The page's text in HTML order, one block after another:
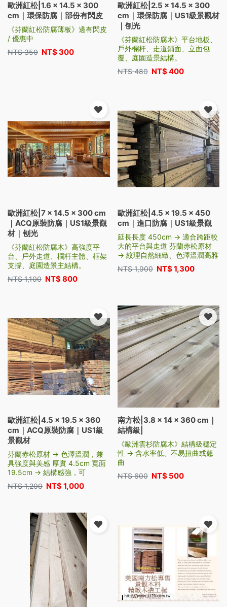
歐洲紅松|1.6 × 14.5 × 300
cm｜環保防腐｜部份有閃皮
《芬蘭紅松防腐薄板》邊有閃皮
/ 優惠中
NT$350 NT$300
歐洲紅松|2.5 × 14.5 × 300
cm｜環保防腐｜US1級景觀材
｜刨光
《芬蘭紅松防腐木》平台地板、
戶外欄杆、走道鋪面、立面包
覆、庭園造景結構。
NT$480 NT$400
歐洲紅松|7 × 14.5 × 300 cm
｜ACQ原裝防腐｜US1級景觀
材｜刨光
《芬蘭紅松防腐木》高強度平
台、戶外走道、欄杆主體、框架
支撐、庭園造景主結構。
NT$1,100 NT$800
歐洲紅松|4.5 × 19.5 × 450
cm｜進口防腐｜US1級景觀
延長長度 450cm → 適合跨距較
大的平台與走道 芬蘭赤松原材
→ 紋理自然細緻、色澤溫潤高雅
NT$1,900 NT$1,300
歐洲紅松|4.5 × 19.5 × 360
cm｜ACQ原裝防腐｜US1級
景觀材
芬蘭赤松原材 → 色澤溫潤，兼
具強度與美感 厚實 4.5cm 寬面
19.5cm → 結構感強，可
NT$1,200 NT$1,000
南方松|3.8 × 14 × 360 cm｜
結構級|
《歐洲雲杉防腐木》結構級穩定
性 → 含水率低、不易扭曲或翹
曲
NT$600 NT$500